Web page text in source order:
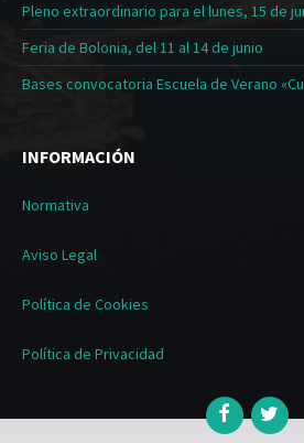
Pleno extraordinario para el lunes, 15 de
Feria de Bolonia, del 11 al 14 de junio
Bases convocatoria Escuela de Verano
INFORMACIÓN
Normativa
Aviso Legal
Política de Cookies
Política de Privacidad